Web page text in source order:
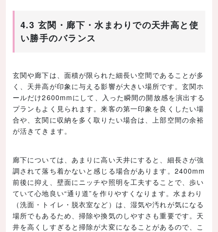
4.3 玄関・廊下・水まわりでの天井高と使
い勝手のバランス
玄関や廊下は、面積が限られた細長い空間であることが多
く、天井高が印象に与える影響が大きい場所です。玄関ホ
ールだけ2600mmにして、入った瞬間の開放感を演出する
プランもよく見られます。来客の第一印象を良くしたい場
合や、玄関に収納を多く取りたい場合は、上部空間の余裕
が活きてきます。
廊下については、あまりに高い天井にすると、細長さが強
調されて落ち着かないと感じる場合があります。2400mm
前後に抑え、壁面にニッチや照明を工夫することで、歩い
ていて心地良い“通り道”を作りやすくなります。水まわり
（洗面・トイレ・脱衣室など）は、湿気や汚れが気になる
場所でもあるため、掃除や換気のしやすさも重要です。天
井を高くしすぎると掃除が大変になることがあるので、こ